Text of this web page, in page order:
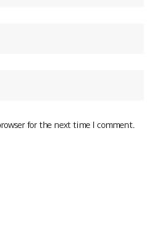
for the next time I comment.